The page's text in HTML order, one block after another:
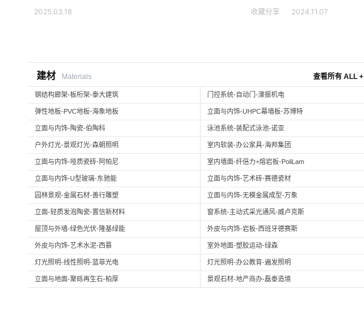
2025.03.18 收藏分享 2024.11.07
建材 Materials 查看所有 ALL +
钢结构廊架-板桁架-泰大建筑 门控系统-自动门-濠振机电
弹性地板-PVC地板-海象地板 立面与内饰-UHPC幕墙板-苏博特
立面与内饰-陶瓷-伯陶科 泳池系统-装配式泳池-诺亚
户外灯光-景观灯光-森朝照明 室内软装-办公家具-海邦集团
立面与内饰-哑质瓷砖-阿帕尼 室内墙面-纤倍力+熔岩板-PoliLam
立面与内饰-U型玻璃-东驰能 立面与内饰-艺术砖-赛德瓷材
园林景观-金属石材-善行雕塑 立面与内饰-无模金属成型-万象
立面-轻质发泡陶瓷-置信新材料 窗系统-主动式采光通风-威卢克斯
屋顶与外墙-绿色光伏-隆基绿能 外皮与内饰-岩板-西班牙德赛斯
外皮与内饰-艺术水泥-西慕 室外地面-塑胶运动-绿森
灯光照明-线性照明-蓝菲光电 灯光照明-办公教育-遍发照明
立面与地面-聚砾再生石-柏厚 景观石材-地产商办-磊泰造境